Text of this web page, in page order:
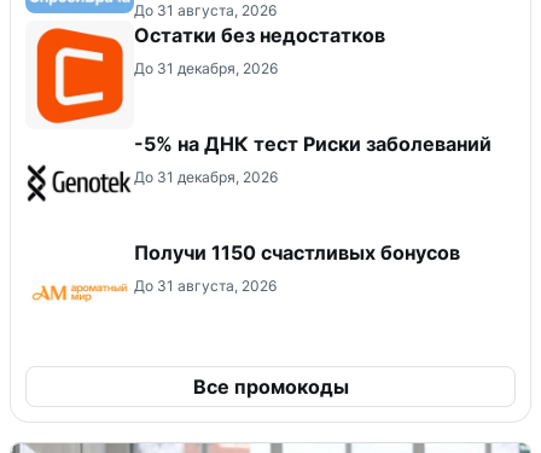
До 31 августа, 2026
Остатки без недостатков
До 31 декабря, 2026
-5% на ДНК тест Риски заболеваний
До 31 декабря, 2026
Получи 1150 счастливых бонусов
До 31 августа, 2026
Все промокоды